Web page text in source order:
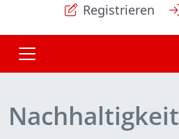
Registrieren
Nachhaltigkeit